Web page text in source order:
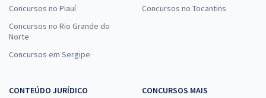
Concursos no Piauí
Concursos no Rio Grande do
Norte
Concursos em Sergipe
Concursos no Tocantins
CONTEÚDO JURÍDICO
CONCURSOS MAIS